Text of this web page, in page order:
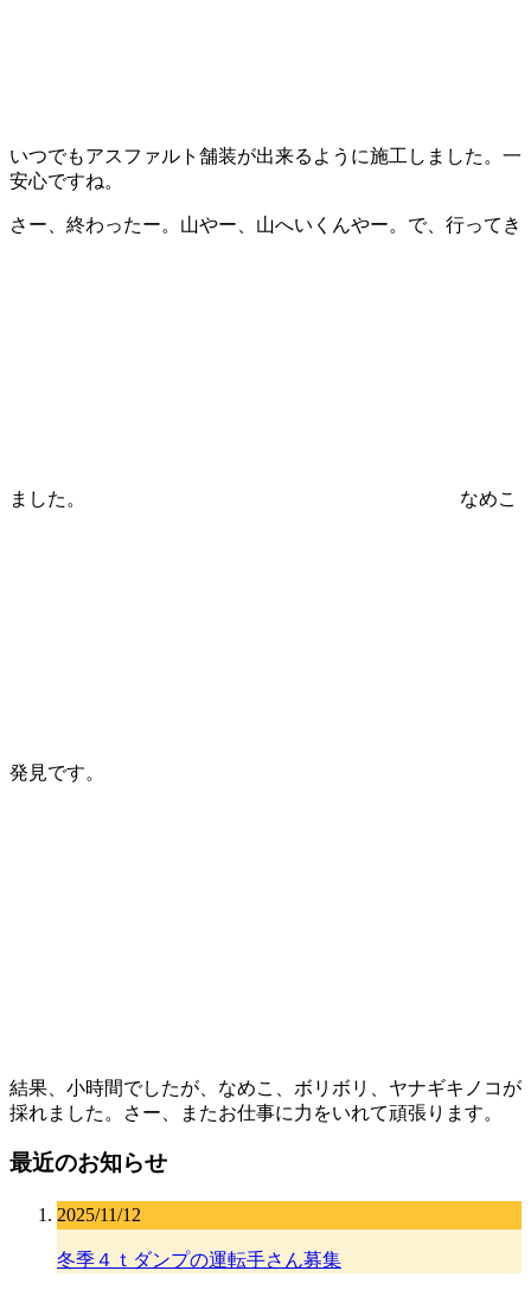
いつでもアスファルト舗装が出来るように施工しました。一
安心ですね。
さー、終わったー。山やー、山へいくんやー。で、行ってき
ました。 なめこ
発見です。
結果、小時間でしたが、なめこ、ボリボリ、ヤナギキノコが
採れました。さー、またお仕事に力をいれて頑張ります。
最近のお知らせ
2025/11/12
冬季４ｔダンプの運転手さん募集